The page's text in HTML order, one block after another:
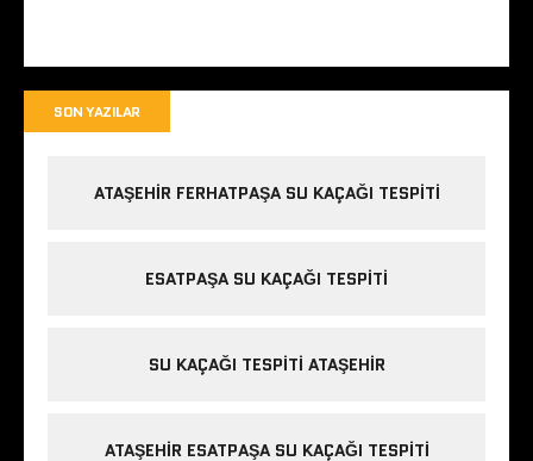
SON YAZILAR
ATAŞEHIR FERHATPAŞA SU KAÇAĞI TESPITI
ESATPAŞA SU KAÇAĞI TESPITI
SU KAÇAĞI TESPITI ATAŞEHIR
ATAŞEHIR ESATPAŞA SU KAÇAĞI TESPITI